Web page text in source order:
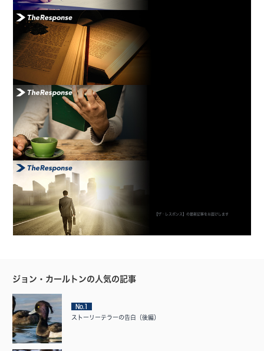
【ザ・レスポンス】の最新記事をお届けします
ジョン・カールトンの人気の記事
No.1
ストーリーテラーの告白（後編）